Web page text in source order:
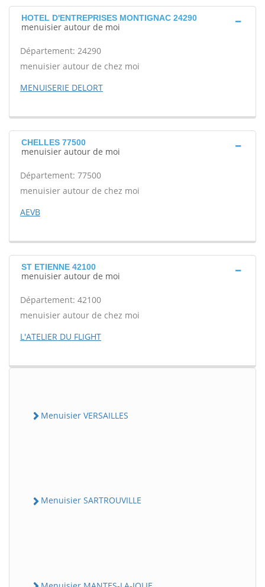
HOTEL D'ENTREPRISES MONTIGNAC 24290
menuisier autour de moi
Département: 24290
menuisier autour de chez moi
MENUISERIE DELORT
CHELLES 77500
menuisier autour de moi
Département: 77500
menuisier autour de chez moi
AEVB
ST ETIENNE 42100
menuisier autour de moi
Département: 42100
menuisier autour de chez moi
L'ATELIER DU FLIGHT
Menuisier VERSAILLES
Menuisier SARTROUVILLE